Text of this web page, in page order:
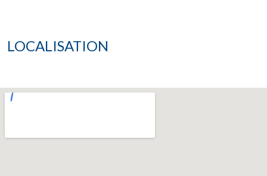
LOCALISATION